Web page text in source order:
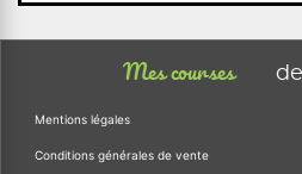
Mes courses
Mentions légales
Conditions générales de vente